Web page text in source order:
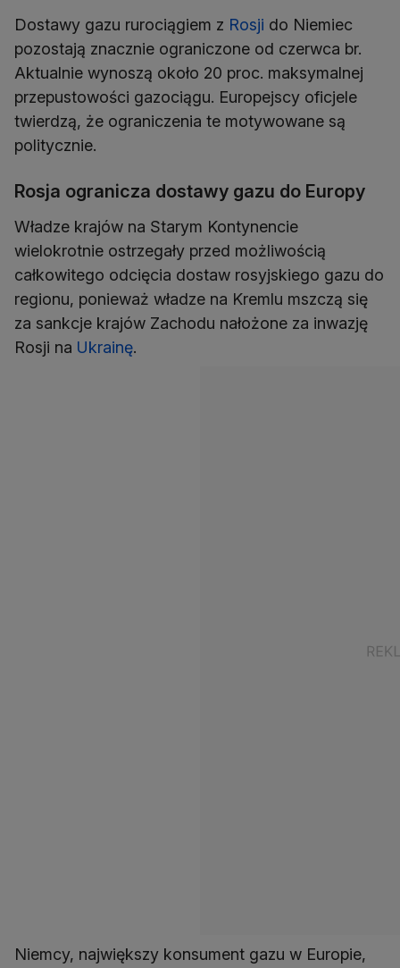
Dostawy gazu rurociągiem z Rosji do Niemiec
pozostają znacznie ograniczone od czerwca br.
Aktualnie wynoszą około 20 proc. maksymalnej
przepustowości gazociągu. Europejscy oficjele
twierdzą, że ograniczenia te motywowane są
politycznie.
Rosja ogranicza dostawy gazu do Europy
Władze krajów na Starym Kontynencie
wielokrotnie ostrzegały przed możliwością
całkowitego odcięcia dostaw rosyjskiego gazu do
regionu, ponieważ władze na Kremlu mszczą się
za sankcje krajów Zachodu nałożone za inwazję
Rosji na Ukrainę.
Niemcy, największy konsument gazu w Europie,